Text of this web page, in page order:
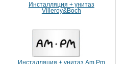
Инсталляция + унитаз
Villeroy&Boch